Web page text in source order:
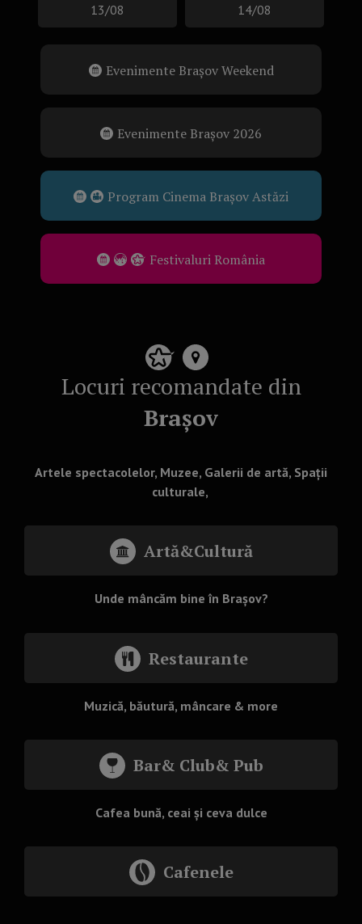
13/08
14/08
Evenimente Brașov Weekend
Evenimente Brașov 2026
Program Cinema Brașov Astăzi
Festivaluri România
Locuri recomandate din
Brașov
Artele spectacolelor, Muzee, Galerii de artă, Spații
culturale,
Artă&Cultură
Unde mâncăm bine în Brașov?
Restaurante
Muzică, băutură, mâncare & more
Bar& Club& Pub
Cafea bună, ceai și ceva dulce
Cafenele